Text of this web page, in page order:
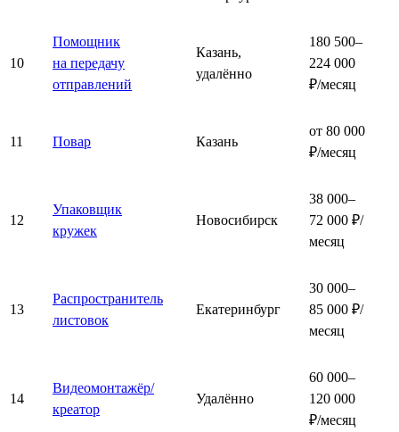
10
Помощник
на передачу
отправлений
Казань,
удалённо
180 500–
224 000
₽/месяц
11 Повар Казань
от 80 000
₽/месяц
12
Упаковщик
кружек
Новосибирск
38 000–
72 000 ₽/
месяц
13
Распространитель
листовок
Екатеринбург
30 000–
85 000 ₽/
месяц
14
Видеомонтажёр/
креатор
Удалённо
60 000–
120 000
₽/месяц